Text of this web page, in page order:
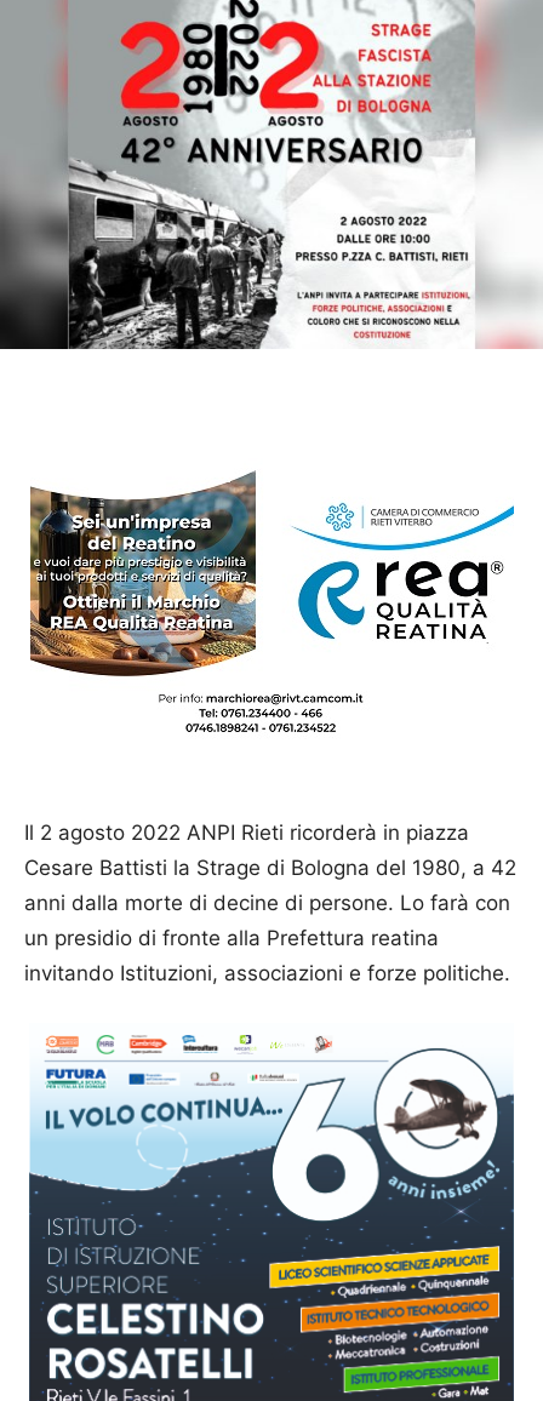
Il 2 agosto 2022 ANPI Rieti ricorderà in piazza
Cesare Battisti la Strage di Bologna del 1980, a 42
anni dalla morte di decine di persone. Lo farà con
un presidio di fronte alla Prefettura reatina
invitando Istituzioni, associazioni e forze politiche.